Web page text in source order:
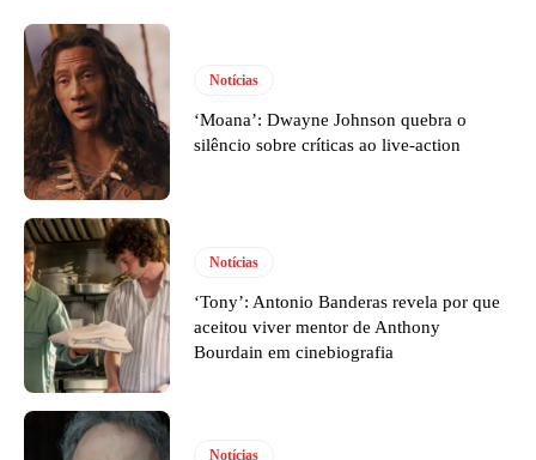
Notícias
‘Moana’: Dwayne Johnson quebra o
silêncio sobre críticas ao live-action
Notícias
‘Tony’: Antonio Banderas revela por que
aceitou viver mentor de Anthony
Bourdain em cinebiografia
Notícias